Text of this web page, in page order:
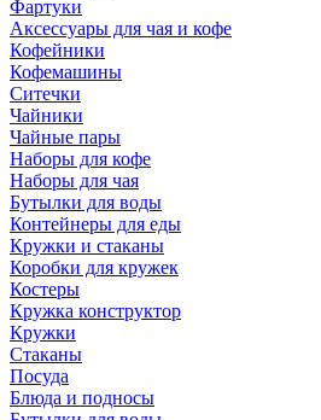
Фартуки
Аксессуары для чая и кофе
Кофейники
Кофемашины
Ситечки
Чайники
Чайные пары
Наборы для кофе
Наборы для чая
Бутылки для воды
Контейнеры для еды
Кружки и стаканы
Коробки для кружек
Костеры
Кружка конструктор
Кружки
Стаканы
Посуда
Блюда и подносы